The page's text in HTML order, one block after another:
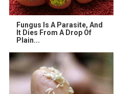
Fungus Is A Parasite, And
It Dies From A Drop Of
Plain...